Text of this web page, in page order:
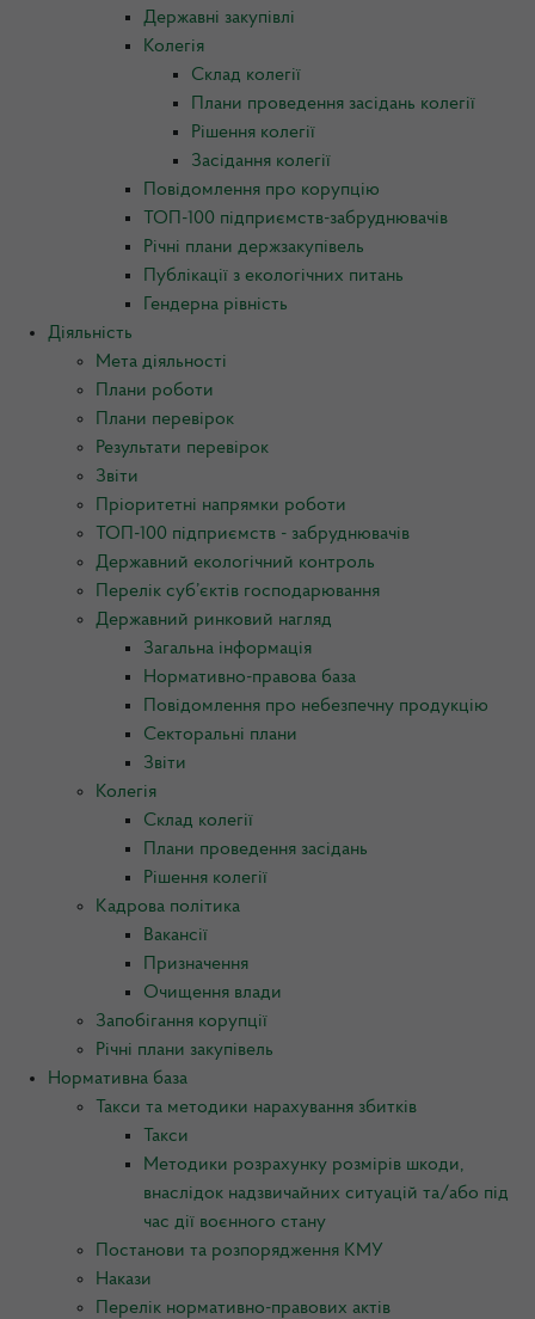
Державні закупівлі
Колегія
Склад колегії
Плани проведення засідань колегії
Рішення колегії
Засідання колегії
Повідомлення про корупцію
ТОП-100 підприємств-забруднювачів
Річні плани держзакупівель
Публікації з екологічних питань
Гендерна рівність
Діяльність
Мета діяльності
Плани роботи
Плани перевірок
Результати перевірок
Звіти
Пріоритетні напрямки роботи
ТОП-100 підприємств - забруднювачів
Державний екологічний контроль
Перелік суб’єктів господарювання
Державний ринковий нагляд
Загальна інформація
Нормативно-правова база
Повідомлення про небезпечну продукцію
Секторальні плани
Звіти
Колегія
Склад колегії
Плани проведення засідань
Рішення колегії
Кадрова політика
Вакансії
Призначення
Очищення влади
Запобігання корупції
Річні плани закупівель
Нормативна база
Такси та методики нарахування збитків
Такси
Методики розрахунку розмірів шкоди,
внаслідок надзвичайних ситуацій та/або під
час дії воєнного стану
Постанови та розпорядження КМУ
Накази
Перелік нормативно-правових актів